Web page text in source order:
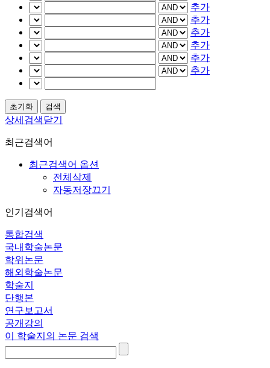
추가
추가
추가
추가
추가
추가
상세검색닫기
최근검색어
최근검색어 옵션
전체삭제
자동저장끄기
인기검색어
통합검색
국내학술논문
학위논문
해외학술논문
학술지
단행본
연구보고서
공개강의
이 학술지의 논문 검색